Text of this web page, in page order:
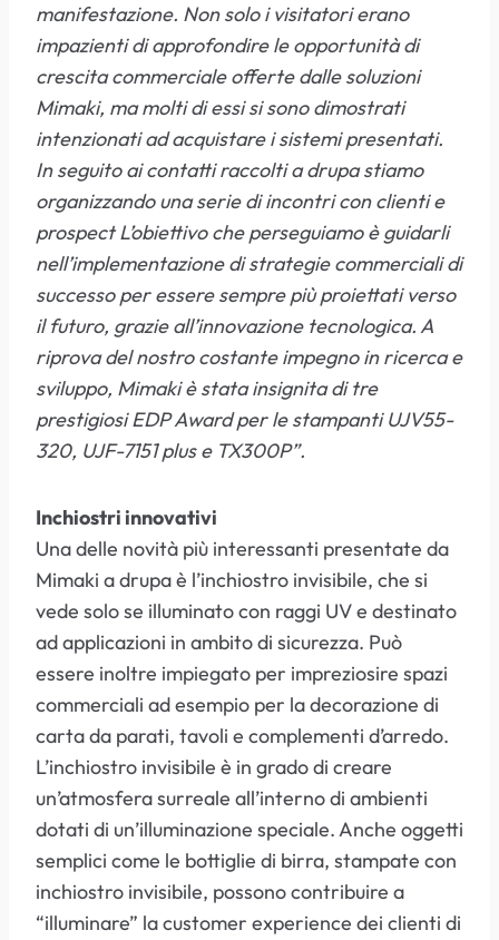
manifestazione. Non solo i visitatori erano
impazienti di approfondire le opportunità di
crescita commerciale offerte dalle soluzioni
Mimaki, ma molti di essi si sono dimostrati
intenzionati ad acquistare i sistemi presentati.
In seguito ai contatti raccolti a drupa stiamo
organizzando una serie di incontri con clienti e
prospect L’obiettivo che perseguiamo è guidarli
nell’implementazione di strategie commerciali di
successo per essere sempre più proiettati verso
il futuro, grazie all’innovazione tecnologica. A
riprova del nostro costante impegno in ricerca e
sviluppo, Mimaki è stata insignita di tre
prestigiosi EDP Award per le stampanti UJV55-
320, UJF-7151 plus e TX300P”.
Inchiostri innovativi
Una delle novità più interessanti presentate da
Mimaki a drupa è l’inchiostro invisibile, che si
vede solo se illuminato con raggi UV e destinato
ad applicazioni in ambito di sicurezza. Può
essere inoltre impiegato per impreziosire spazi
commerciali ad esempio per la decorazione di
carta da parati, tavoli e complementi d’arredo.
L’inchiostro invisibile è in grado di creare
un’atmosfera surreale all’interno di ambienti
dotati di un’illuminazione speciale. Anche oggetti
semplici come le bottiglie di birra, stampate con
inchiostro invisibile, possono contribuire a
“illuminare” la customer experience dei clienti di